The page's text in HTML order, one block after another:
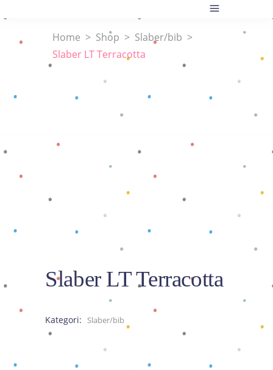
Home > Shop > Slaber/bib >
Slaber LT Terracotta
Slaber LT Terracotta
Kategori: Slaber/bib